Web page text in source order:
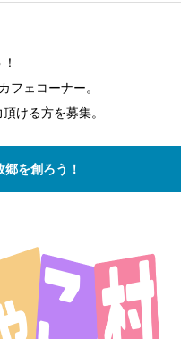
フェコーナー。
ける方を募集。
を創ろう！